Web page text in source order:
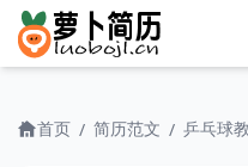
首页 / 简历范文 / 乒乓球